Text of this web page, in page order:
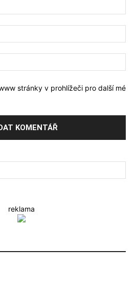
stránky v prohlížeči pro další mé
reklama